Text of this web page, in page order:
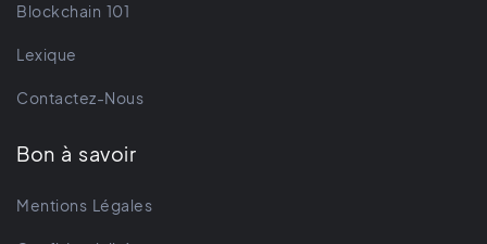
Blockchain 101
Lexique
Contactez-Nous
Bon à savoir
Mentions Légales